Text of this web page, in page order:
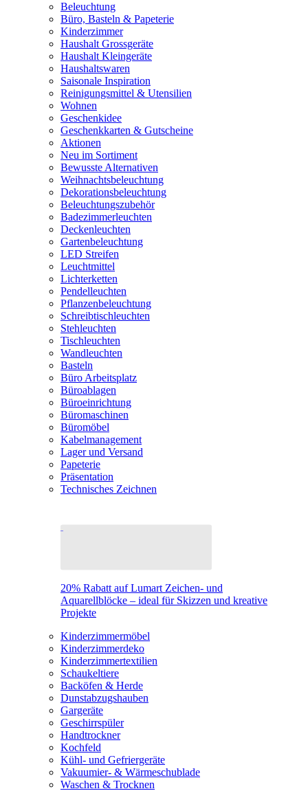
Beleuchtung
Büro, Basteln & Papeterie
Kinderzimmer
Haushalt Grossgeräte
Haushalt Kleingeräte
Haushaltswaren
Saisonale Inspiration
Reinigungsmittel & Utensilien
Wohnen
Geschenkidee
Geschenkkarten & Gutscheine
Aktionen
Neu im Sortiment
Bewusste Alternativen
Weihnachtsbeleuchtung
Dekorationsbeleuchtung
Beleuchtungszubehör
Badezimmerleuchten
Deckenleuchten
Gartenbeleuchtung
LED Streifen
Leuchtmittel
Lichterketten
Pendelleuchten
Pflanzenbeleuchtung
Schreibtischleuchten
Stehleuchten
Tischleuchten
Wandleuchten
Basteln
Büro Arbeitsplatz
Büroablagen
Büroeinrichtung
Büromaschinen
Büromöbel
Kabelmanagement
Lager und Versand
Papeterie
Präsentation
Technisches Zeichnen
20% Rabatt auf Lumart Zeichen- und
Aquarellblöcke – ideal für Skizzen und kreative
Projekte
Kinderzimmermöbel
Kinderzimmerdeko
Kinderzimmertextilien
Schaukeltiere
Backöfen & Herde
Dunstabzugshauben
Gargeräte
Geschirrspüler
Handtrockner
Kochfeld
Kühl- und Gefriergeräte
Vakuumier- & Wärmeschublade
Waschen & Trocknen